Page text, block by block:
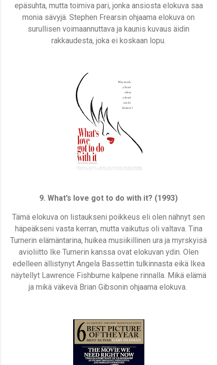
epäsuhta, mutta toimiva pari, jonka ansiosta elokuva saa
monia sävyjä. Stephen Frearsin ohjaama elokuva on
surullisen voimaannuttava ja kaunis kuvaus äidin
rakkaudesta, joka ei koskaan lopu.
9. What’s love got to do with it? (1993)
Tämä elokuva on listaukseni poikkeus eli olen nähnyt sen
häpeäkseni vasta kerran, mutta vaikutus oli valtava. Tina
Turnerin elämäntarina, huikea musiikillinen ura ja myrskyisä
avioliitto Ike Turnerin kanssa ovat elokuvan ydin. Olen
edelleen ällistynyt Angela Bassettin tulkinnasta eikä Ikea
näytellyt Lawrence Fishburne kalpene rinnalla. Mikä elämä
ja mikä väkevä Brian Gibsonin ohjaama elokuva.